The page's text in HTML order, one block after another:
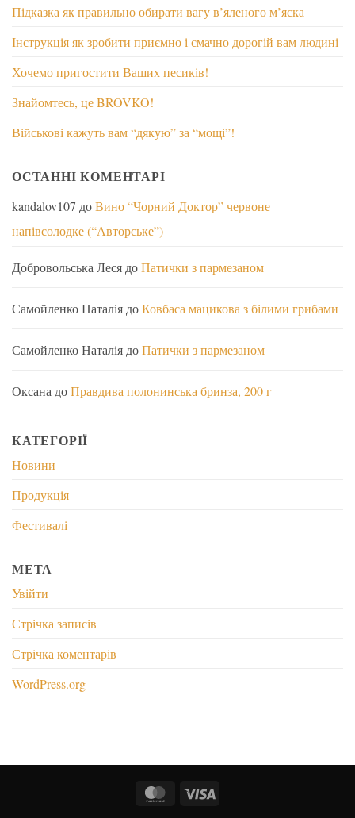
Підказка як правильно обирати вагу в’яленого м’яска
Інструкція як зробити приємно і смачно дорогій вам людині
Хочемо пригостити Ваших песиків!
Знайомтесь, це BROVKO!
Військові кажуть вам “дякую” за “мощі”!
ОСТАННІ КОМЕНТАРІ
kandalov107 доВино “Чорний Доктор” червоне
напівсолодке (“Авторське”)
Добровольська Леся доПатички з пармезаном
Самойленко Наталія доКовбаса мацикова з білими грибами
Самойленко Наталія доПатички з пармезаном
Оксана доПравдива полонинська бринза, 200 г
КАТЕГОРІЇ
Новини
Продукція
Фестивалі
МЕТА
Увійти
Стрічка записів
Стрічка коментарів
WordPress.org
MasterCard